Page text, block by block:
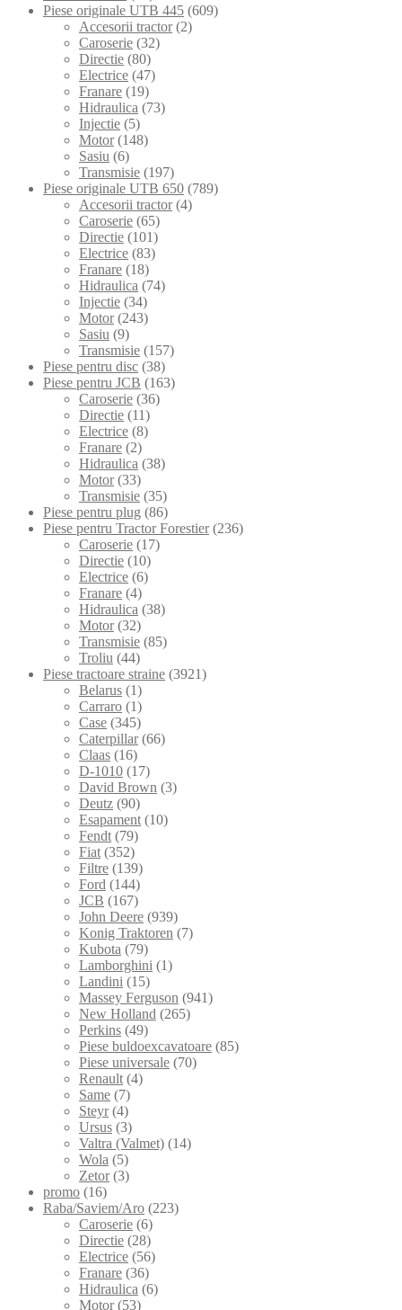
Piese originale UTB 445 (609)
Accesorii tractor (2)
Caroserie (32)
Directie (80)
Electrice (47)
Franare (19)
Hidraulica (73)
Injectie (5)
Motor (148)
Sasiu (6)
Transmisie (197)
Piese originale UTB 650 (789)
Accesorii tractor (4)
Caroserie (65)
Directie (101)
Electrice (83)
Franare (18)
Hidraulica (74)
Injectie (34)
Motor (243)
Sasiu (9)
Transmisie (157)
Piese pentru disc (38)
Piese pentru JCB (163)
Caroserie (36)
Directie (11)
Electrice (8)
Franare (2)
Hidraulica (38)
Motor (33)
Transmisie (35)
Piese pentru plug (86)
Piese pentru Tractor Forestier (236)
Caroserie (17)
Directie (10)
Electrice (6)
Franare (4)
Hidraulica (38)
Motor (32)
Transmisie (85)
Troliu (44)
Piese tractoare straine (3921)
Belarus (1)
Carraro (1)
Case (345)
Caterpillar (66)
Claas (16)
D-1010 (17)
David Brown (3)
Deutz (90)
Esapament (10)
Fendt (79)
Fiat (352)
Filtre (139)
Ford (144)
JCB (167)
John Deere (939)
Konig Traktoren (7)
Kubota (79)
Lamborghini (1)
Landini (15)
Massey Ferguson (941)
New Holland (265)
Perkins (49)
Piese buldoexcavatoare (85)
Piese universale (70)
Renault (4)
Same (7)
Steyr (4)
Ursus (3)
Valtra (Valmet) (14)
Wola (5)
Zetor (3)
promo (16)
Raba/Saviem/Aro (223)
Caroserie (6)
Directie (28)
Electrice (56)
Franare (36)
Hidraulica (6)
Motor (53)